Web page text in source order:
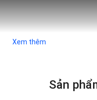
Cây Thông Noel
ở các nước phương
Xem thêm
Sản